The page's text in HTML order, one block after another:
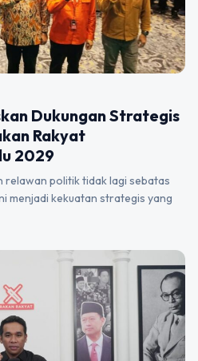
Dukungan Strategis
Rakyat
2029
relawan politik tidak lagi sebatas
menjadi kekuatan strategis yang